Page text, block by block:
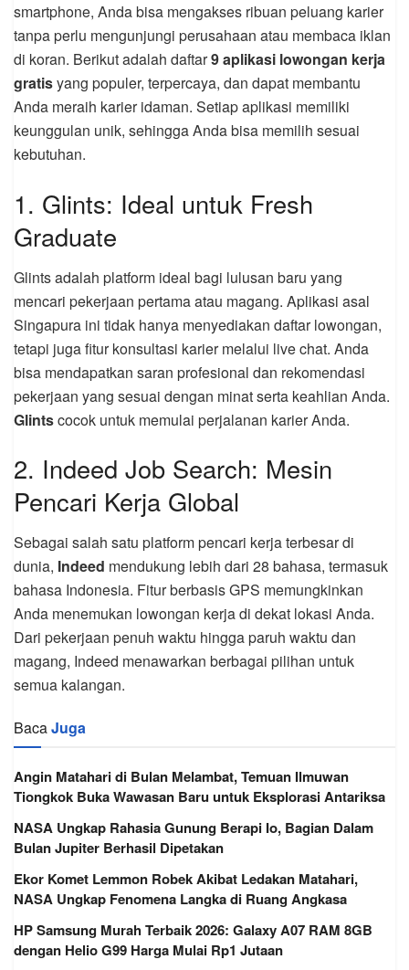
smartphone, Anda bisa mengakses ribuan peluang karier
tanpa perlu mengunjungi perusahaan atau membaca iklan
di koran. Berikut adalah daftar9 aplikasi lowongan kerja
gratisyang populer, terpercaya, dan dapat membantu
Anda meraih karier idaman. Setiap aplikasi memiliki
keunggulan unik, sehingga Anda bisa memilih sesuai
kebutuhan.
1. Glints: Ideal untuk Fresh
Graduate
Glints adalah platform ideal bagi lulusan baru yang
mencari pekerjaan pertama atau magang. Aplikasi asal
Singapura ini tidak hanya menyediakan daftar lowongan,
tetapi juga fitur konsultasi karier melalui live chat. Anda
bisa mendapatkan saran profesional dan rekomendasi
pekerjaan yang sesuai dengan minat serta keahlian Anda.
Glintscocok untuk memulai perjalanan karier Anda.
2. Indeed Job Search: Mesin
Pencari Kerja Global
Sebagai salah satu platform pencari kerja terbesar di
dunia, Indeed mendukung lebih dari 28 bahasa, termasuk
bahasa Indonesia. Fitur berbasis GPS memungkinkan
Anda menemukan lowongan kerja di dekat lokasi Anda.
Dari pekerjaan penuh waktu hingga paruh waktu dan
magang, Indeed menawarkan berbagai pilihan untuk
semua kalangan.
BacaJuga
Angin Matahari di Bulan Melambat, Temuan Ilmuwan
Tiongkok Buka Wawasan Baru untuk Eksplorasi Antariksa
NASA Ungkap Rahasia Gunung Berapi Io, Bagian Dalam
Bulan Jupiter Berhasil Dipetakan
Ekor Komet Lemmon Robek Akibat Ledakan Matahari,
NASA Ungkap Fenomena Langka di Ruang Angkasa
HP Samsung Murah Terbaik 2026: Galaxy A07 RAM 8GB
dengan Helio G99 Harga Mulai Rp1 Jutaan